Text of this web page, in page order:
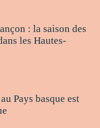
: la saison des
les Hautes-
Pays basque est